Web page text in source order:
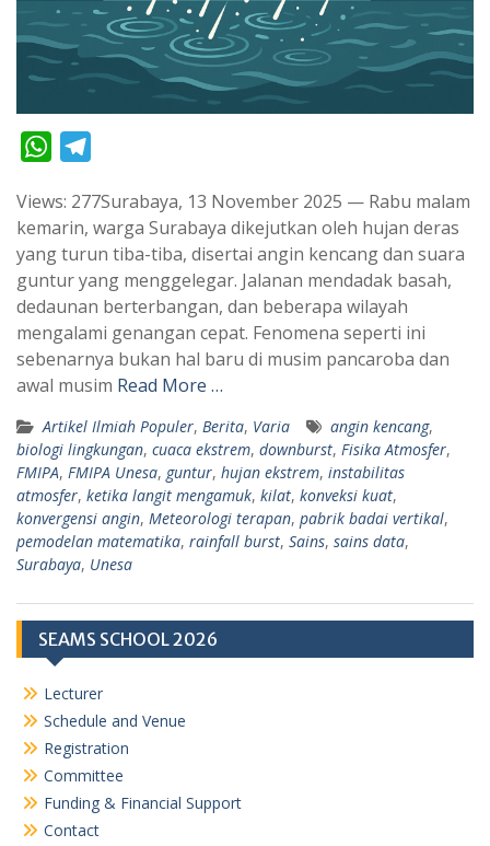
W
a
t
s
A
p
p
l
e
r
a
m
Views: 277Surabaya, 13 November 2025 — Rabu malam
kemarin, warga Surabaya dikejutkan oleh hujan deras
yang turun tiba-tiba, disertai angin kencang dan suara
guntur yang menggelegar. Jalanan mendadak basah,
dedaunan berterbangan, dan beberapa wilayah
mengalami genangan cepat. Fenomena seperti ini
sebenarnya bukan hal baru di musim pancaroba dan
awal musim Read More …
Artikel Ilmiah Populer, Berita, Varia angin kencang,
biologi lingkungan, cuaca ekstrem, downburst, Fisika Atmosfer,
FMIPA, FMIPA Unesa, guntur, hujan ekstrem, instabilitas
atmosfer, ketika langit mengamuk, kilat, konveksi kuat,
konvergensi angin, Meteorologi terapan, pabrik badai vertikal,
pemodelan matematika, rainfall burst, Sains, sains data,
Surabaya, Unesa
SEAMS SCHOOL 2026
Lecturer
Schedule and Venue
Registration
Committee
Funding & Financial Support
Contact